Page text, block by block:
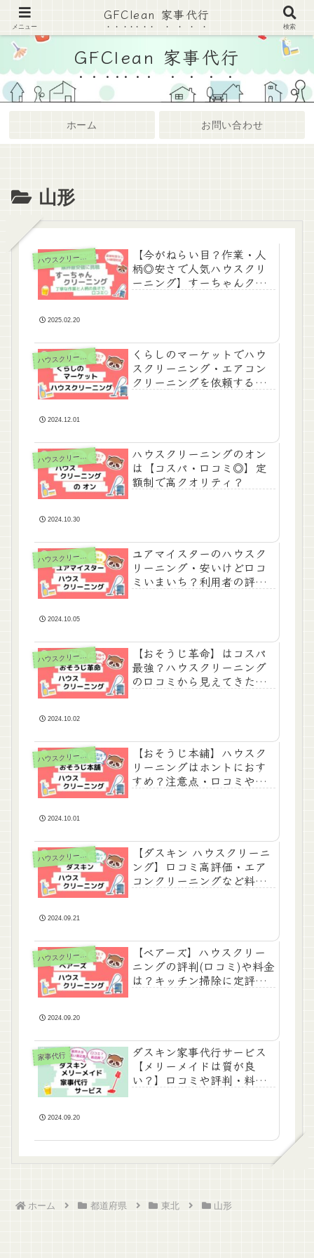
家事代行・ハウスクリーニングまとめサイト
GFClean 家事代行
ホーム お問い合わせ
山形
ハ
ウスクリーニング
【今がねらい目？作業・人
柄◎安さで人気ハウスクリ
ーニング】すーちゃんクリ
2025.02.20
ハ
ウスクリーニング
くらしのマーケットでハウ
スクリーニング・エアコン
クリーニングを依頼するの
2024.12.01
ハ
ウスクリーニング
ハウスクリーニングのオン
は【コスパ・口コミ◎】定
額制で高クオリティ？
2024.10.30
ハ
ウスクリーニング
ユアマイスターのハウスク
リーニング・安いけど口コ
ミいまいち？利用者の評価
2024.10.05
ハ
ウスクリーニング
【おそうじ革命】はコスパ
最強？ハウスクリーニング
の口コミから見えてきたこ
2024.10.02
ハ
ウスクリーニング
【おそうじ本舗】ハウスク
リーニングはホントにおす
すめ？注意点・口コミや評
2024.10.01
ハ
ウスクリーニング
【ダスキン ハウスクリーニ
ング】口コミ高評価・エア
コンクリーニングなど料金
2024.09.21
ハ
ウスクリーニング
【ベアーズ】ハウスクリー
ニングの評判(口コミ)や料金
は？キッチン掃除に定評あ
2024.09.20
家事代行
ダスキン家事代行サービス
【メリーメイドは質が良
い？】口コミや評判・料金
2024.09.20
ホーム 都道府県 東北 山形
メニュー
GFClean 家事代行
検索